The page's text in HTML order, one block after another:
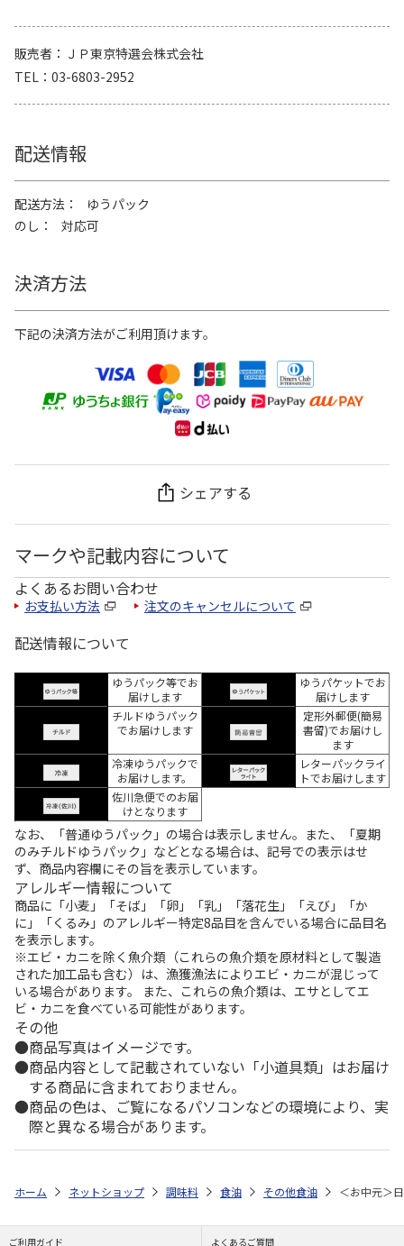
販売者
ＪＰ東京特選会株式会社
TEL
03-6803-2952
配送情報
配送方法
ゆうパック
のし
対応可
決済方法
下記の決済方法がご利用頂けます。
シェアする
マークや記載内容について
よくあるお問い合わせ
お支払い方法 注文のキャンセルについて
配送情報について
ゆうパック等でお
届けします
ゆうパケットでお
届けします
チルドゆうパック
でお届けします
定形外郵便(簡易
書留)でお届けし
ます
冷凍ゆうパックで
お届けします。
レターパックライ
トでお届けします
佐川急便でのお届
けとなります
なお、「普通ゆうパック」の場合は表示しません。また、「夏期
のみチルドゆうパック」などとなる場合は、記号での表示はせ
ず、商品内容欄にその旨を表示しています。
アレルギー情報について
商品に「小麦」「そば」「卵」「乳」「落花生」「えび」「か
に」「くるみ」のアレルギー特定8品目を含んでいる場合に品目名
を表示します。
※エビ・カニを除く魚介類（これらの魚介類を原材料として製造
された加工品も含む）は、漁獲漁法によりエビ・カニが混じって
いる場合があります。 また、これらの魚介類は、エサとしてエ
ビ・カニを食べている可能性があります。
その他
商品写真はイメージです。
商品内容として記載されていない「小道具類」はお届け
する商品に含まれておりません。
商品の色は、ご覧になるパソコンなどの環境により、実
際と異なる場合があります。
ホーム ネットショップ 調味料 食油 その他食油 ＜お中元＞
ご利用ガイド よくあるご質問